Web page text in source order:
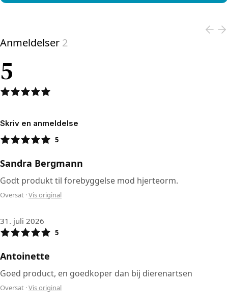
Anmeldelser 2
5
Skriv en anmeldelse
5
Sandra Bergmann
Godt produkt til forebyggelse mod hjerteorm.
Oversat ·Vis original
31. juli 2026
5
Antoinette
Goed product, en goedkoper dan bij dierenartsen
Oversat ·Vis original